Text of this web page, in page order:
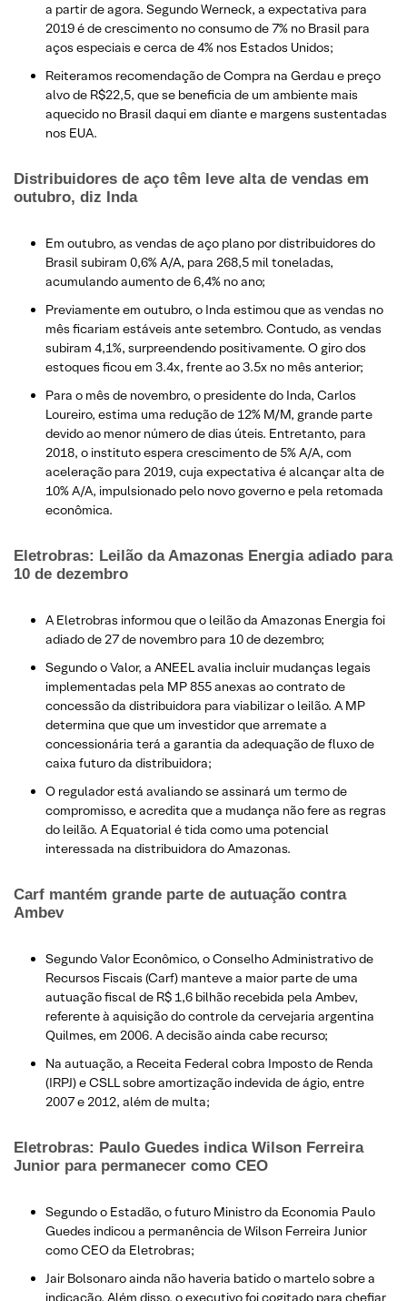
a partir de agora. Segundo Werneck, a expectativa para
2019 é de crescimento no consumo de 7% no Brasil para
aços especiais e cerca de 4% nos Estados Unidos;
Reiteramos recomendação de Compra na Gerdau e preço
alvo de R$22,5, que se beneficia de um ambiente mais
aquecido no Brasil daqui em diante e margens sustentadas
nos EUA.
Distribuidores de aço têm leve alta de vendas em
outubro, diz Inda
Em outubro, as vendas de aço plano por distribuidores do
Brasil subiram 0,6% A/A, para 268,5 mil toneladas,
acumulando aumento de 6,4% no ano;
Previamente em outubro, o Inda estimou que as vendas no
mês ficariam estáveis ante setembro. Contudo, as vendas
subiram 4,1%, surpreendendo positivamente. O giro dos
estoques ficou em 3.4x, frente ao 3.5x no mês anterior;
Para o mês de novembro, o presidente do Inda, Carlos
Loureiro, estima uma redução de 12% M/M, grande parte
devido ao menor número de dias úteis. Entretanto, para
2018, o instituto espera crescimento de 5% A/A, com
aceleração para 2019, cuja expectativa é alcançar alta de
10% A/A, impulsionado pelo novo governo e pela retomada
econômica.​
Eletrobras: Leilão da Amazonas Energia adiado para
10 de dezembro
A Eletrobras informou que o leilão da Amazonas Energia foi
adiado de 27 de novembro para 10 de dezembro;
Segundo o Valor, a ANEEL avalia incluir mudanças legais
implementadas pela MP 855 anexas ao contrato de
concessão da distribuidora para viabilizar o leilão. A MP
determina que que um investidor que arremate a
concessionária terá a garantia da adequação de fluxo de
caixa futuro da distribuidora;
O regulador está avaliando se assinará um termo de
compromisso, e acredita que a mudança não fere as regras
do leilão. A Equatorial é tida como uma potencial
interessada na distribuidora do Amazonas.
Carf mantém grande parte de autuação contra
Ambev
Segundo Valor Econômico, o Conselho Administrativo de
Recursos Fiscais (Carf) manteve a maior parte de uma
autuação fiscal de R$ 1,6 bilhão recebida pela Ambev,
referente à aquisição do controle da cervejaria argentina
Quilmes, em 2006. A decisão ainda cabe recurso;
Na autuação, a Receita Federal cobra Imposto de Renda
(IRPJ) e CSLL sobre amortização indevida de ágio, entre
2007 e 2012, além de multa;​
Eletrobras: Paulo Guedes indica Wilson Ferreira
Junior para permanecer como CEO
​Segundo o Estadão, o futuro Ministro da Economia Paulo
Guedes indicou a permanência de Wilson Ferreira Junior
como CEO da Eletrobras;
Jair Bolsonaro ainda não haveria batido o martelo sobre a
indicação. Além disso, o executivo foi cogitado para chefiar